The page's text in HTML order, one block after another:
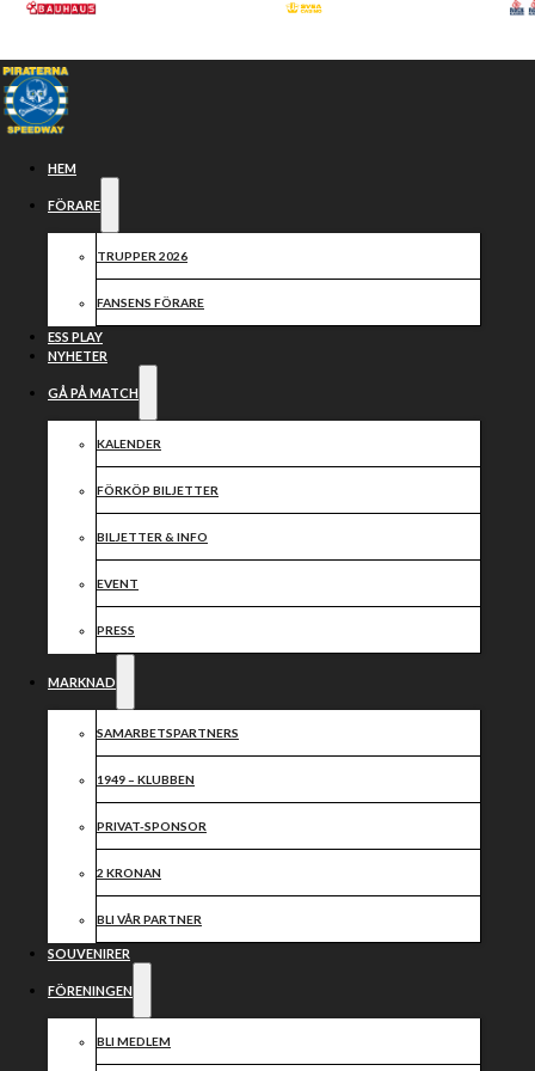
Hoppa till huvudinnehåll
HEM
FÖRARE
TRUPPER 2026
FANSENS FÖRARE
ESS PLAY
NYHETER
GÅ PÅ MATCH
KALENDER
FÖRKÖP BILJETTER
BILJETTER & INFO
EVENT
PRESS
MARKNAD
SAMARBETSPARTNERS
1949 – KLUBBEN
PRIVAT-SPONSOR
2 KRONAN
BLI VÅR PARTNER
SOUVENIRER
FÖRENINGEN
BLI MEDLEM
Bli en vinnare